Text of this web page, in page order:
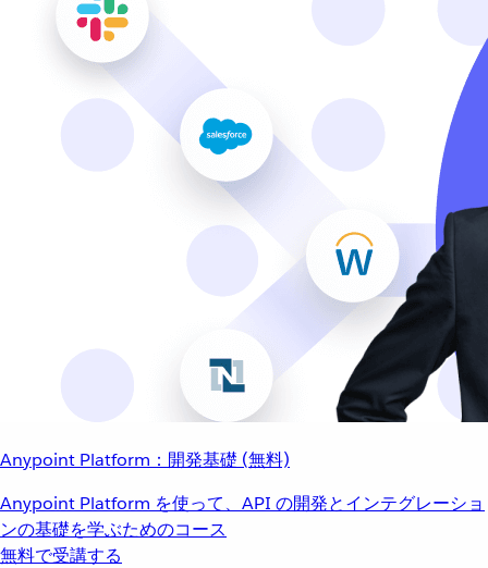
Anypoint Platform：開発基礎 (無料)
Anypoint Platform を使って、API の開発とインテグレーショ
ンの基礎を学ぶためのコース
無料で受講する